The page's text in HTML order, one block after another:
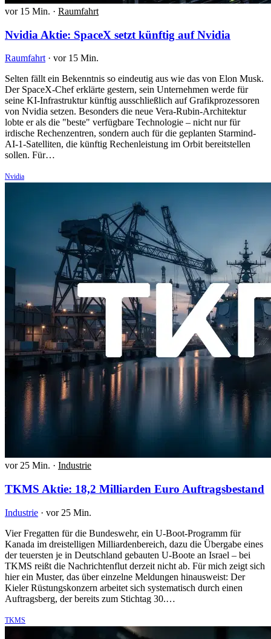
vor 15 Min. · Raumfahrt
Nvidia Aktie: SpaceX setzt künftig auf Nvidia
Raumfahrt · vor 15 Min.
Selten fällt ein Bekenntnis so eindeutig aus wie das von Elon Musk.
Der SpaceX-Chef erklärte gestern, sein Unternehmen werde für
seine KI-Infrastruktur künftig ausschließlich auf Grafikprozessoren
von Nvidia setzen. Besonders die neue Vera-Rubin-Architektur
lobte er als die "beste" verfügbare Technologie – nicht nur für
irdische Rechenzentren, sondern auch für die geplanten Starmind-
AI-1-Satelliten, die künftig Rechenleistung im Orbit bereitstellen
sollen. Für…
Nvidia
vor 25 Min. · Industrie
TKMS Aktie: 18,2 Milliarden Euro Auftragsbestand
Industrie · vor 25 Min.
Vier Fregatten für die Bundeswehr, ein U-Boot-Programm für
Kanada im dreistelligen Milliardenbereich, dazu die Übergabe eines
der teuersten je in Deutschland gebauten U-Boote an Israel – bei
TKMS reißt die Nachrichtenflut derzeit nicht ab. Für mich zeigt sich
hier ein Muster, das über einzelne Meldungen hinausweist: Der
Kieler Rüstungskonzern arbeitet sich systematisch durch einen
Auftragsberg, der bereits zum Stichtag 30.…
TKMS